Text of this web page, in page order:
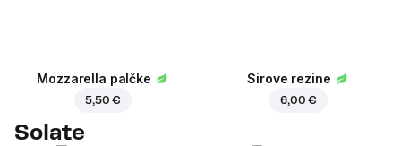
Mozzarella palčke
5,50 €
Sirove rezine
6,00 €
Solate